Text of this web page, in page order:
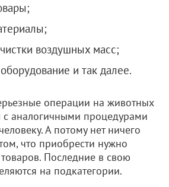
воздушных масс;
и так далее.
операции на животных
аналогичными процедурами
А потому нет ничего
что приобрести нужно
Последние в свою
на подкатегории.